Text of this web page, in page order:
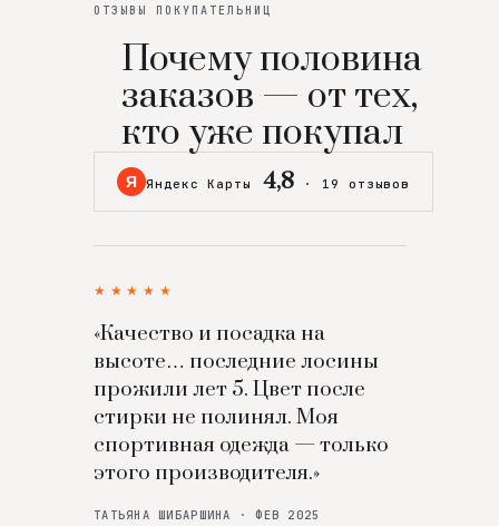
ОТЗЫВЫ ПОКУПАТЕЛЬНИЦ
Почему половина
заказов — от тех,
кто уже покупал
Я Яндекс Карты 4,8 · 19 отзывов
★★★★★
«Качество и посадка на
высоте… последние лосины
прожили лет 5. Цвет после
стирки не полинял. Моя
спортивная одежда — только
этого производителя.»
ТАТЬЯНА ШИБАРШИНА · ФЕВ 2025